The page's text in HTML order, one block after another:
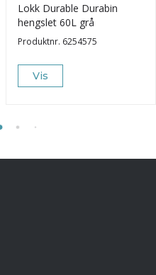
Lokk Durable Durabin
hengslet 60L grå
Produktnr. 6254575
Vis